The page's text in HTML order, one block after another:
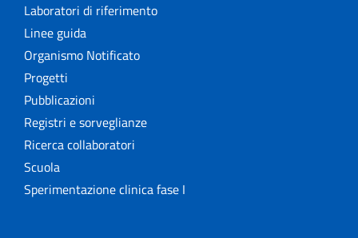
Laboratori di riferimento
Linee guida
Organismo Notificato
Progetti
Pubblicazioni
Registri e sorveglianze
Ricerca collaboratori
Scuola
Sperimentazione clinica fase I